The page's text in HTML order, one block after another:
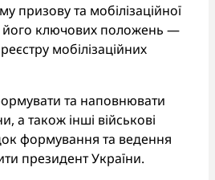
призову та мобілізаційної
його ключових положень —
мобілізаційних
та наповнювати
а також інші військові
формування та ведення
президент України.